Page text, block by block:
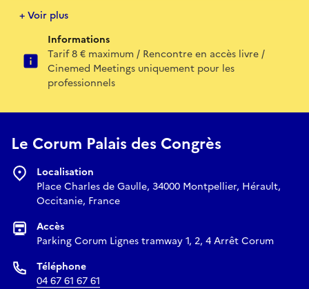
présents
À travers ce focus, Cinemed et Aflamuna souhaitent
contribuer activement à l’essor du cinéma égyptien
émergent, tout en favorisant une circulation accrue des
œuvres et des talents au sein de l’espace euro-
méditerranéen.
+ Voir plus
Informations
Tarif 8 € maximum / Rencontre en accès livre /
Cinemed Meetings uniquement pour les
professionnels
Le Corum Palais des Congrès
Localisation
Place Charles de Gaulle, 34000 Montpellier, Hérault,
Occitanie, France
Accès
Parking Corum Lignes tramway 1, 2, 4 Arrêt Corum
Téléphone
04 67 61 67 61